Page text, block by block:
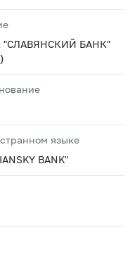
"СЛАВЯНСКИЙ БАНК"
языке
BANK"